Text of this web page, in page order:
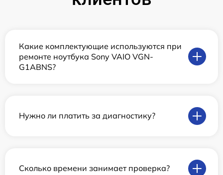
Какие комплектующие используются при
ремонте ноутбука Sony VAIO VGN-
G1ABNS?
Нужно ли платить за диагностику?
Сколько времени занимает проверка?